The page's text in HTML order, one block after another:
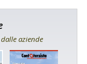
aziende